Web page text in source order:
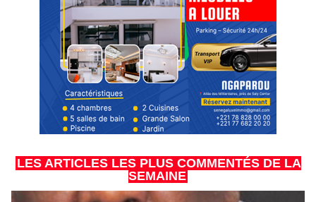
LES ARTICLES LES PLUS COMMENTÉS DE LA
SEMAINE